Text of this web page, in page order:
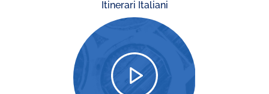
Itinerari Italiani